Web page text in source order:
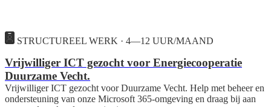
STRUCTUREEL WERK · 4—12 UUR/MAAND
Vrijwilliger ICT gezocht voor Energiecooperatie
Duurzame Vecht.
Vrijwilliger ICT gezocht voor Duurzame Vecht. Help met beheer en
ondersteuning van onze Microsoft 365-omgeving en draag bij aan